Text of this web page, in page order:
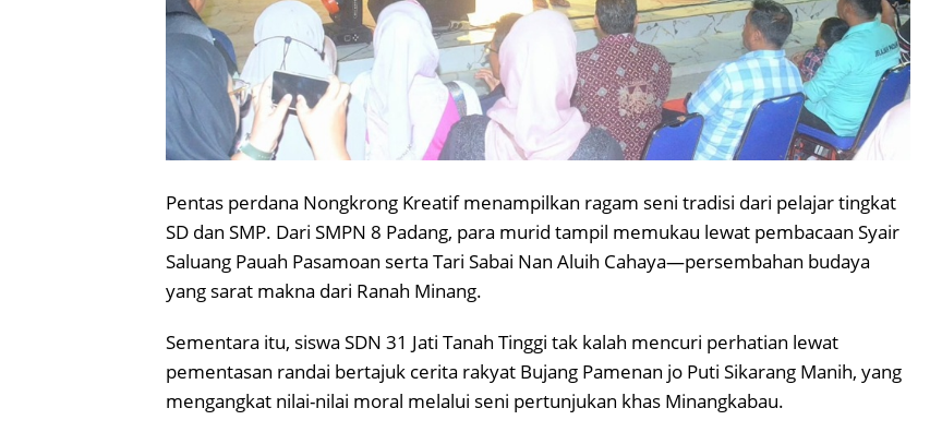
Pentas perdana Nongkrong Kreatif menampilkan ragam seni tradisi dari pelajar tingkat
SD dan SMP. Dari SMPN 8 Padang, para murid tampil memukau lewat pembacaan Syair
Saluang Pauah Pasamoan serta Tari Sabai Nan Aluih Cahaya—persembahan budaya
yang sarat makna dari Ranah Minang.
Sementara itu, siswa SDN 31 Jati Tanah Tinggi tak kalah mencuri perhatian lewat
pementasan randai bertajuk cerita rakyat Bujang Pamenan jo Puti Sikarang Manih, yang
mengangkat nilai-nilai moral melalui seni pertunjukan khas Minangkabau.